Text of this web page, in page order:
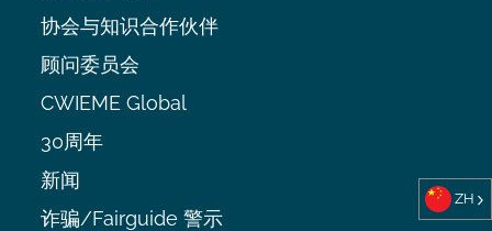
协会与知识合作伙伴
顾问委员会
CWIEME Global
30周年
新闻
诈骗/Fairguide 警示
ZH